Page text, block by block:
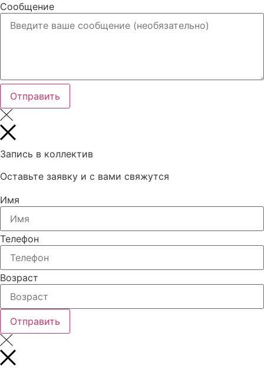
Сообщение
Отправить
Запись в коллектив
Оставьте заявку и с вами свяжутся
Имя
Телефон
Возраст
Отправить